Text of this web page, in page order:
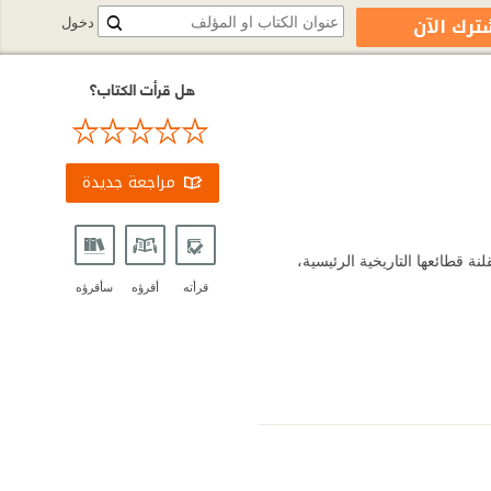
التاريخية الرئيسية،
هل قرأت الكتاب؟
مراجعة جديدة
قرأته أقرؤه سأقرؤه
دخول الآن